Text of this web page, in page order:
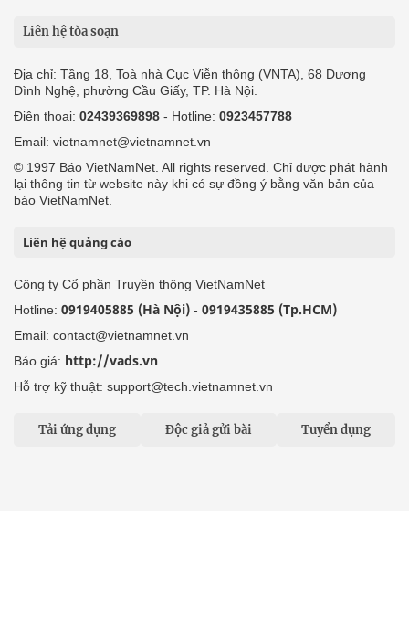
Liên hệ tòa soạn
Địa chỉ: Tầng 18, Toà nhà Cục Viễn thông (VNTA), 68 Dương
Đình Nghệ, phường Cầu Giấy, TP. Hà Nội.
Điện thoại: 02439369898 - Hotline: 0923457788
Email: vietnamnet@vietnamnet.vn
© 1997 Báo VietNamNet. All rights reserved. Chỉ được phát hành
lại thông tin từ website này khi có sự đồng ý bằng văn bản của
báo VietNamNet.
Liên hệ quảng cáo
Công ty Cổ phần Truyền thông VietNamNet
Hotline: 0919405885 (Hà Nội) - 0919435885 (Tp.HCM)
Email: contact@vietnamnet.vn
Báo giá: http://vads.vn
Hỗ trợ kỹ thuật: support@tech.vietnamnet.vn
Tải ứng dụng Độc giả gửi bài Tuyển dụng